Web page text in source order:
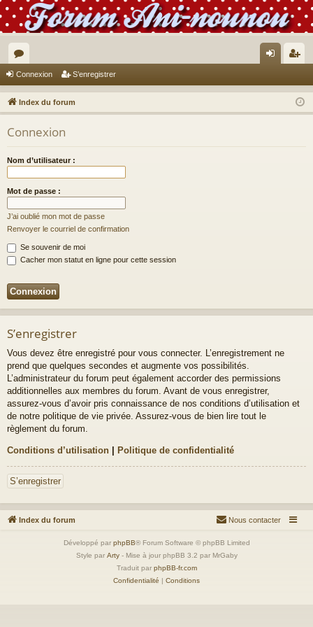
or
u
m
s
ne
xi
nr
eg
Connexion S’enregistrer
Index du forum
Connexion
Nom d’utilisateur :
Mot de passe :
J’ai oublié mon mot de passe
Renvoyer le courriel de confirmation
Se souvenir de moi
Cacher mon statut en ligne pour cette session
S’enregistrer
Vous devez être enregistré pour vous connecter. L’enregistrement ne
prend que quelques secondes et augmente vos possibilités.
L’administrateur du forum peut également accorder des permissions
additionnelles aux membres du forum. Avant de vous enregistrer,
assurez-vous d’avoir pris connaissance de nos conditions d’utilisation et
de notre politique de vie privée. Assurez-vous de bien lire tout le
règlement du forum.
Conditions d’utilisation Politique de confidentialité
S’enregistrer
Index du forum Nous contacter
Développé par phpBB® Forum Software © phpBB Limited
Style par Arty- Mise à jour phpBB 3.2 par MrGaby
Traduit par phpBB-fr.com
Confidentialité | Conditions